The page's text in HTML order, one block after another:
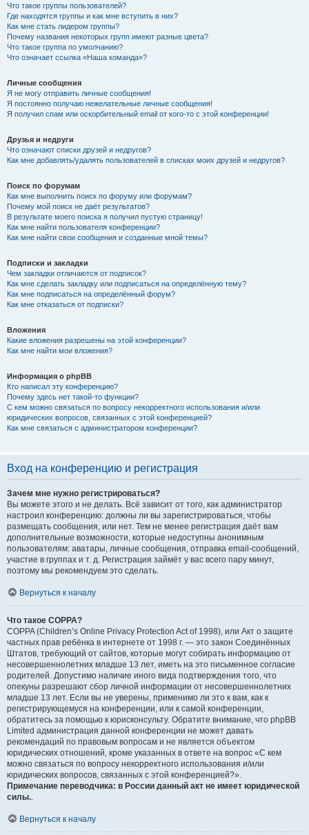
Что такое группы пользователей?
Где находятся группы и как мне вступить в них?
Как мне стать лидером группы?
Почему названия некоторых групп имеют разные цвета?
Что такое группа по умолчанию?
Что означает ссылка «Наша команда»?
Личные сообщения
Я не могу отправить личные сообщения!
Я постоянно получаю нежелательные личные сообщения!
Я получил спам или оскорбительный email от кого-то с этой конференции!
Друзья и недруги
Что означают списки друзей и недругов?
Как мне добавлять/удалять пользователей в списках моих друзей и недругов?
Поиск по форумам
Как мне выполнить поиск по форуму или форумам?
Почему мой поиск не даёт результатов?
В результате моего поиска я получил пустую страницу!
Как мне найти пользователя конференции?
Как мне найти свои сообщения и созданные мной темы?
Подписки и закладки
Чем закладки отличаются от подписок?
Как мне сделать закладку или подписаться на определённую тему?
Как мне подписаться на определённый форум?
Как мне отказаться от подписки?
Вложения
Какие вложения разрешены на этой конференции?
Как мне найти мои вложения?
Информация о phpBB
Кто написал эту конференцию?
Почему здесь нет такой-то функции?
С кем можно связаться по вопросу некорректного использования и/или
юридических вопросов, связанных с этой конференцией?
Как мне связаться с администратором конференции?
Вход на конференцию и регистрация
Зачем мне нужно регистрироваться?
Вы можете этого и не делать. Всё зависит от того, как администратор
настроил конференцию: должны ли вы зарегистрироваться, чтобы
размещать сообщения, или нет. Тем не менее регистрация даёт вам
дополнительные возможности, которые недоступны анонимным
пользователям: аватары, личные сообщения, отправка email-сообщений,
участие в группах и т. д. Регистрация займёт у вас всего пару минут,
поэтому мы рекомендуем это сделать.
Вернуться к началу
Что такое COPPA?
COPPA (Children’s Online Privacy Protection Act of 1998), или Акт о защите
частных прав ребёнка в интернете от 1998 г. — это закон Соединённых
Штатов, требующий от сайтов, которые могут собирать информацию от
несовершеннолетних младше 13 лет, иметь на это письменное согласие
родителей. Допустимо наличие иного вида подтверждения того, что
опекуны разрешают сбор личной информации от несовершеннолетних
младше 13 лет. Если вы не уверены, применимо ли это к вам, как к
регистрирующемуся на конференции, или к самой конференции,
обратитесь за помощью к юрисконсульту. Обратите внимание, что phpBB
Limited администрация данной конференции не может давать
рекомендаций по правовым вопросам и не является объектом
юридических отношений, кроме указанных в ответе на вопрос «С кем
можно связаться по вопросу некорректного использования и/или
юридических вопросов, связанных с этой конференцией?».
Примечание переводчика: в России данный акт не имеет юридической
силы..
Вернуться к началу